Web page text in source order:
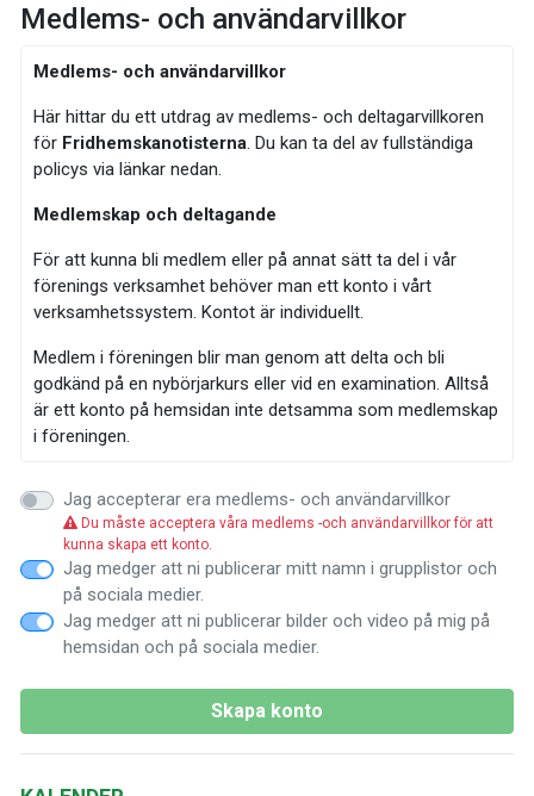
Medlems- och användarvillkor
Medlems- och användarvillkor
Här hittar du ett utdrag av medlems- och deltagarvillkoren
för Fridhemskanotisterna . Du kan ta del av fullständiga
policys via länkar nedan.
Medlemskap och deltagande
För att kunna bli medlem eller på annat sätt ta del i vår
förenings verksamhet behöver man ett konto i vårt
verksamhetssystem. Kontot är individuellt.
Medlem i föreningen blir man genom att delta och bli
godkänd på en nybörjarkurs eller vid en examination. Alltså
är ett konto på hemsidan inte detsamma som medlemskap
i föreningen.
därmed förknippade aktiviteter som träning, tävling,
utbildning mm för alla aktiva, ledare och intresserade. Som
medlem i föreningen ska du följa våra
trivsel- och
ordningsregler.
Behandling av personuppgifter
verksamhet som medlemmarna önskar och krav inom
olika ändamål kopplade till verksamheten på ett säkert sätt i
Jag accepterar era medlems- och användarvillkor
Du måste acceptera våra medlems -och användarvillkor för att
kunna skapa ett konto.
Jag medger att ni publicerar mitt namn i grupplistor och
på sociala medier.
Jag medger att ni publicerar bilder och video på mig på
hemsidan och på sociala medier.
Skapa konto